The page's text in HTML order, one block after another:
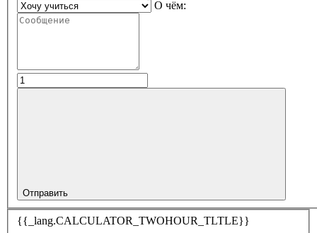
О чём:
Отправить
{{_lang.CALCULATOR_TWOHOUR_TLTLE}}